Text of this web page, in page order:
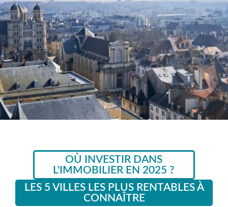
OÙ INVESTIR DANS
L'IMMOBILIER EN 2025 ?
LES 5 VILLES LES PLUS RENTABLES À
CONNAÎTRE